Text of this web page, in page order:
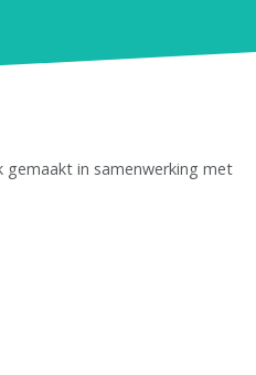
gemaakt in samenwerking met